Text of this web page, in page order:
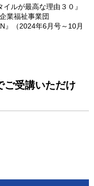
ルが最高な理由３０』
業福祉事業団
』（2024年6月号～10月
ご受講いただけ